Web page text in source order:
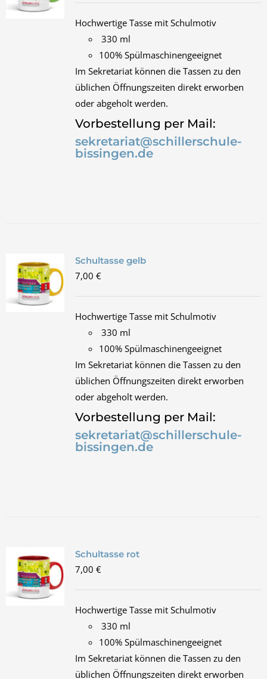
Hochwertige Tasse mit Schulmotiv
330 ml
100% Spülmaschinengeeignet
Im Sekretariat können die Tassen zu den
üblichen Öffnungszeiten direkt erworben
oder abgeholt werden.
Vorbestellung per Mail:
sekretariat@schillerschule-
bissingen.de
Schultasse gelb
7,00 €
Hochwertige Tasse mit Schulmotiv
330 ml
100% Spülmaschinengeeignet
Im Sekretariat können die Tassen zu den
üblichen Öffnungszeiten direkt erworben
oder abgeholt werden.
Vorbestellung per Mail:
sekretariat@schillerschule-
bissingen.de
Schultasse rot
7,00 €
Hochwertige Tasse mit Schulmotiv
330 ml
100% Spülmaschinengeeignet
Im Sekretariat können die Tassen zu den
üblichen Öffnungszeiten direkt erworben